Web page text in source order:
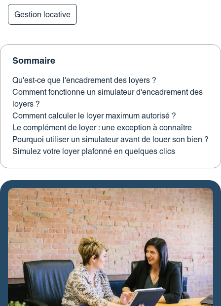
Revue de presse
Nos coordonnées
FAQ
Estimez votre bien
Calculez votre budget travaux
bancaire
Guide des projets urbains
Gestion locative
Sommaire
Qu'est-ce que l'encadrement des loyers ?
Comment fonctionne un simulateur d'encadrement des
loyers ?
Comment calculer le loyer maximum autorisé ?
Le complément de loyer : une exception à connaître
Pourquoi utiliser un simulateur avant de louer son bien ?
Simulez votre loyer plafonné en quelques clics